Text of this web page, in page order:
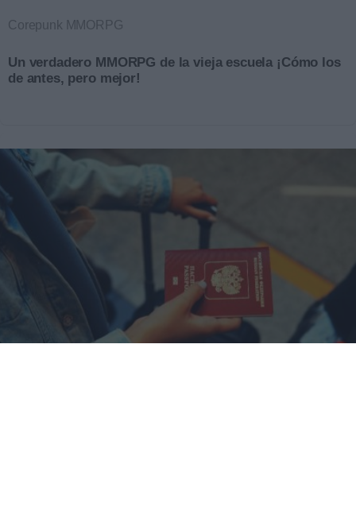
Corepunk MMORPG
Un verdadero MMORPG de la vieja escuela ¡Cómo los
de antes, pero mejor!